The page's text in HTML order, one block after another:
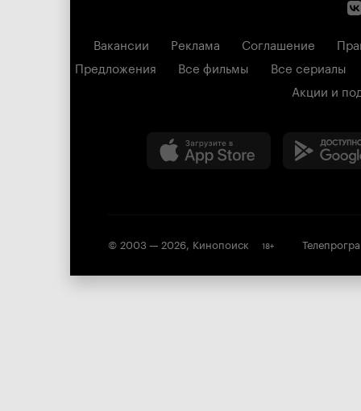
Вакансии Реклама Соглашение
Предложения
Все фильмы
Все сериалы
Акции и
© 2003 — 2026, Кинопоиск 18+